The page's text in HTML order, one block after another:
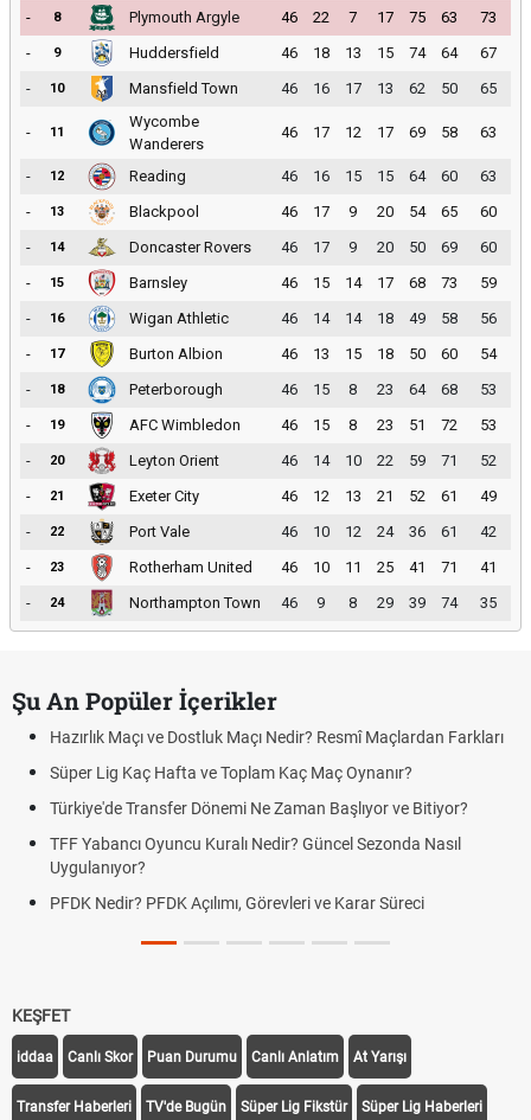
-
8 Plymouth Argyle 46 22 7 17 75 63
73
-
9 Huddersfield 46 18 13 15 74 64
67
-
10 Mansfield Town 46 16 17 13 62 50 65
- 11
Wycombe
Wanderers
46 17 12 17 69 58 63
- 12 Reading 46 16 15 15 64 60
63
-
13 Blackpool 46 17 9 20 54 65
60
-
14 Doncaster Rovers 46 17 9 20 50 69
60
-
15 Barnsley 46 15 14 17 68 73
59
-
16 Wigan Athletic 46 14 14 18 49 58
56
-
17 Burton Albion 46 13 15 18 50 60
54
-
18 Peterborough 46 15 8 23 64 68
53
-
19 AFC Wimbledon 46 15 8 23 51 72
53
-
20 Leyton Orient 46 14 10 22 59 71
52
-
21 Exeter City 46 12 13 21 52 61
49
-
22 Port Vale 46 10 12 24 36 61
42
-
23 Rotherham United 46 10 11 25 41 71
41
-
24 Northampton Town 46 9 8 29 39 74 35
Şu An Popüler İçerikler
Hazırlık Maçı ve Dostluk Maçı Nedir? Resmî Maçlardan Farkları
Süper Lig Kaç Hafta ve Toplam Kaç Maç Oynanır?
Türkiye'de Transfer Dönemi Ne Zaman Başlıyor ve Bitiyor?
TFF Yabancı Oyuncu Kuralı Nedir? Güncel Sezonda Nasıl
Uygulanıyor?
PFDK Nedir? PFDK Açılımı, Görevleri ve Karar Süreci
KEŞFET
iddaa Canlı Skor Puan Durumu Canlı Anlatım At Yarışı
Transfer Haberleri TV'de Bugün Süper Lig Fikstür Süper Lig Haberleri